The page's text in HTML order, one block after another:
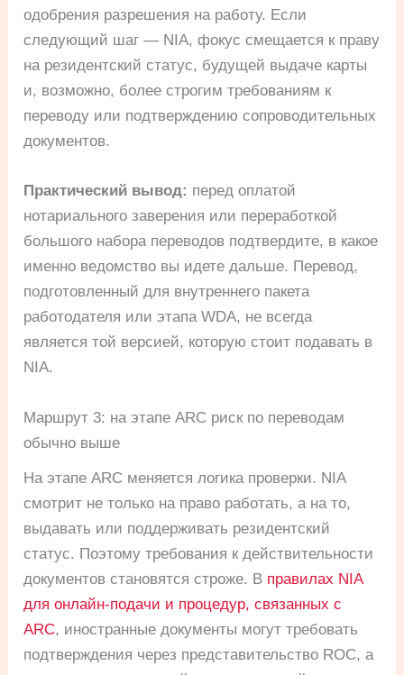
одобрения разрешения на работу. Если
следующий шаг — NIA, фокус смещается к праву
на резидентский статус, будущей выдаче карты
и, возможно, более строгим требованиям к
переводу или подтверждению сопроводительных
документов.
Практический вывод: перед оплатой
нотариального заверения или переработкой
большого набора переводов подтвердите, в какое
именно ведомство вы идете дальше. Перевод,
подготовленный для внутреннего пакета
работодателя или этапа WDA, не всегда
является той версией, которую стоит подавать в
NIA.
Маршрут 3: на этапе ARC риск по переводам
обычно выше
На этапе ARC меняется логика проверки. NIA
смотрит не только на право работать, а на то,
выдавать или поддерживать резидентский
статус. Поэтому требования к действительности
документов становятся строже. В правилах NIA
для онлайн-подачи и процедур, связанных с
ARC, иностранные документы могут требовать
подтверждения через представительство ROC, а